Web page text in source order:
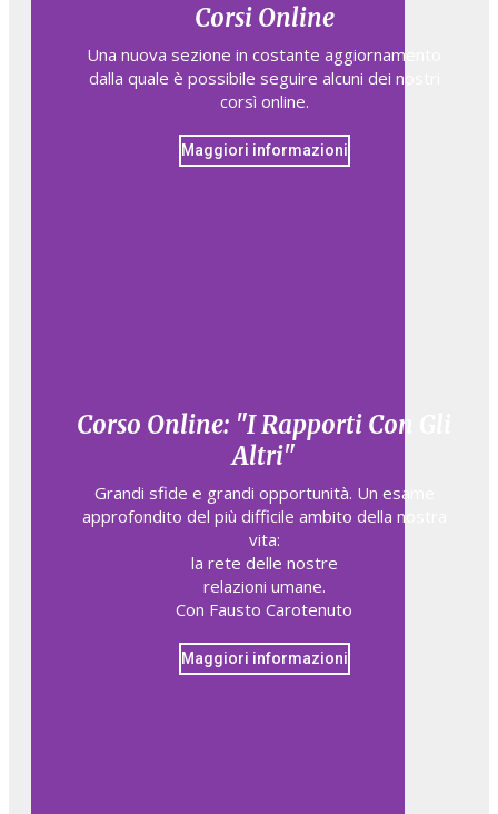
Corsi Online
Una nuova sezione in costante aggiornamento
dalla quale è possibile seguire alcuni dei nostri
corsì online.
Maggiori informazioni
Corso Online: "I Rapporti Con Gli
Altri"
Grandi sfide e grandi opportunità. Un esame
approfondito del più difficile ambito della nostra
vita:
la rete delle nostre
relazioni umane.
Con Fausto Carotenuto
Maggiori informazioni